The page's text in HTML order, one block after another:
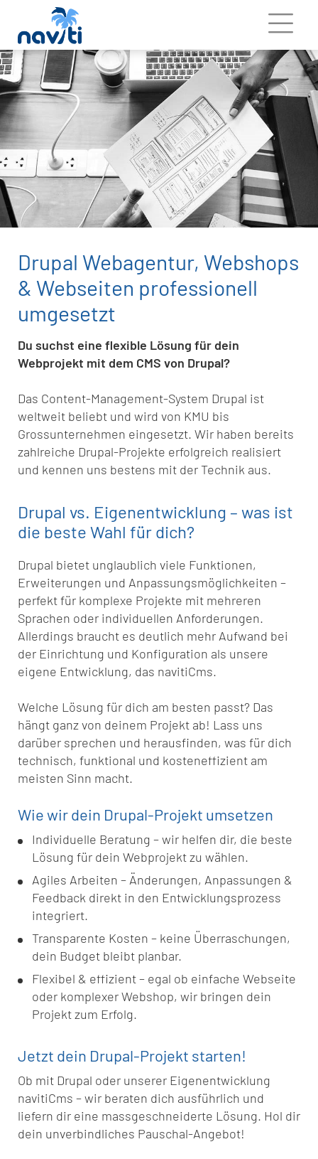
Drupal Webagentur, Webshops
& Webseiten professionell
umgesetzt
Du suchst eine flexible Lösung für dein
Webprojekt mit dem CMS von Drupal?
Das Content-Management-System Drupal ist
weltweit beliebt und wird von KMU bis
Grossunternehmen eingesetzt. Wir haben bereits
zahlreiche Drupal-Projekte erfolgreich realisiert
und kennen uns bestens mit der Technik aus.
Drupal vs. Eigenentwicklung – was ist
die beste Wahl für dich?
Drupal bietet unglaublich viele Funktionen,
Erweiterungen und Anpassungsmöglichkeiten –
perfekt für komplexe Projekte mit mehreren
Sprachen oder individuellen Anforderungen.
Allerdings braucht es deutlich mehr Aufwand bei
der Einrichtung und Konfiguration als unsere
eigene Entwicklung, das navitiCms.
Welche Lösung für dich am besten passt? Das
hängt ganz von deinem Projekt ab! Lass uns
darüber sprechen und herausfinden, was für dich
technisch, funktional und kosteneffizient am
meisten Sinn macht.
Wie wir dein Drupal-Projekt umsetzen
Individuelle Beratung – wir helfen dir, die beste
Lösung für dein Webprojekt zu wählen.
Agiles Arbeiten – Änderungen, Anpassungen &
Feedback direkt in den Entwicklungsprozess
integriert.
Transparente Kosten – keine Überraschungen,
dein Budget bleibt planbar.
Flexibel & effizient – egal ob einfache Webseite
oder komplexer Webshop, wir bringen dein
Projekt zum Erfolg.
Jetzt dein Drupal-Projekt starten!
Ob mit Drupal oder unserer Eigenentwicklung
navitiCms – wir beraten dich ausführlich und
liefern dir eine massgeschneiderte Lösung. Hol dir
dein unverbindliches Pauschal-Angebot!